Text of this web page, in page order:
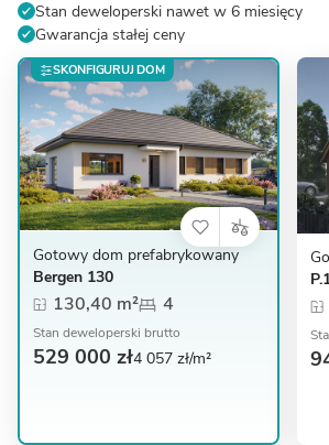
Stan deweloperski nawet w 6 miesięcy
Gwarancja stałej ceny
SKONFIGURUJ DOM
Gotowy dom prefabrykowany
Bergen 130
130,40 m² 4
Stan deweloperski brutto
529 000 zł4 057 zł/m²